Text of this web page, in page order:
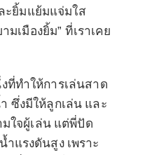
ะยิ้มแย้มแจ่มใส
มเมืองยิ้ม” ที่เราเคย
ที่ทำให้การเล่นสาด
ซึ่งมีให้ลูกเล่น และ
ใจผู้เล่น แต่พี่ปัด
แรงดันสูง เพราะ